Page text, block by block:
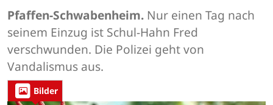
Pfaffen-Schwabenheim. Nur einen Tag nach
seinem Einzug ist Schul-Hahn Fred
verschwunden. Die Polizei geht von
Vandalismus aus.
Bilder